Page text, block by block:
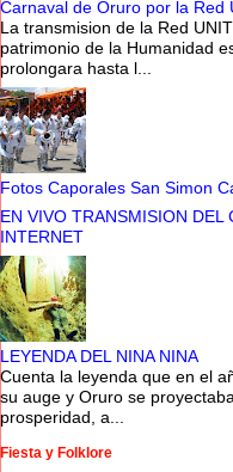
Carnaval de Oruro por la Red
La transmision de la Red
patrimonio de la Humanidad
prolongara hasta l...
Fotos Caporales San Simon
EN VIVO TRANSMISION DEL
INTERNET
LEYENDA DEL NINA NINA
Cuenta la leyenda que en el
su auge y Oruro se
prosperidad, a...
Fiesta y Folklore